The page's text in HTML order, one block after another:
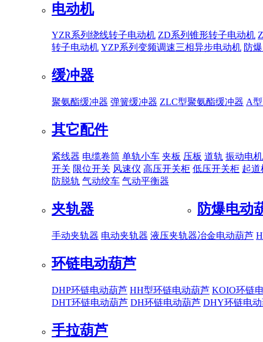
电动机
YZR系列绕线转子电动机 ZD系列锥形转子电动机
转子电动机 YZP系列变频调速三相异步电动机 防
缓冲器
聚氨酯缓冲器 弹簧缓冲器 ZLC型聚氨酯缓冲器 A
其它配件
紧线器 电缆卷筒 单轨小车 夹板 压板 道轨 振动电机
开关 限位开关 风速仪 高压开关柜 低压开关柜 起道
防脱轨 气动绞车 气动平衡器
夹轨器
手动夹轨器 电动夹轨器 液压夹轨器
防爆电动
冶金电动葫芦
环链电动葫芦
DHP环链电动葫芦 HH型环链电动葫芦 KOIO环链
DHT环链电动葫芦 DH环链电动葫芦 DHY环链电
手拉葫芦